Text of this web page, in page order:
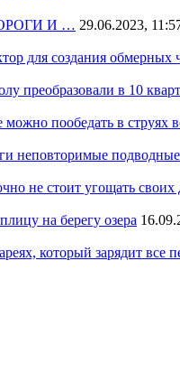
И … 29.06.2023,
для создания обмерных
преобразовали в 10
можно пообедать в струях
неповторимые
не стоит угощать
на берегу озера
который зарядит все